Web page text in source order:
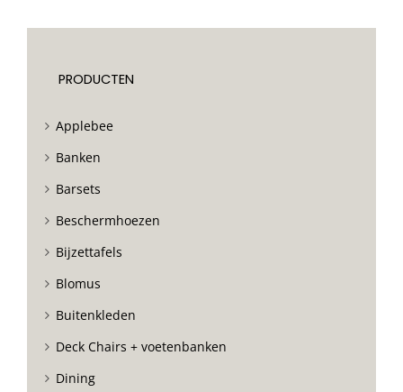
PRODUCTEN
Applebee
Banken
Barsets
Beschermhoezen
Bijzettafels
Blomus
Buitenkleden
Deck Chairs + voetenbanken
Dining